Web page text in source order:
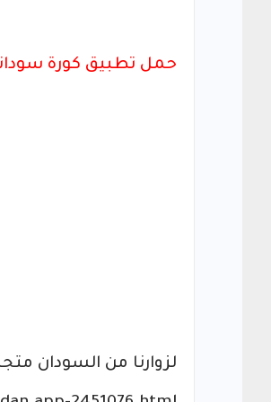
حمل تطبيق كورة
لزوارنا من السودان